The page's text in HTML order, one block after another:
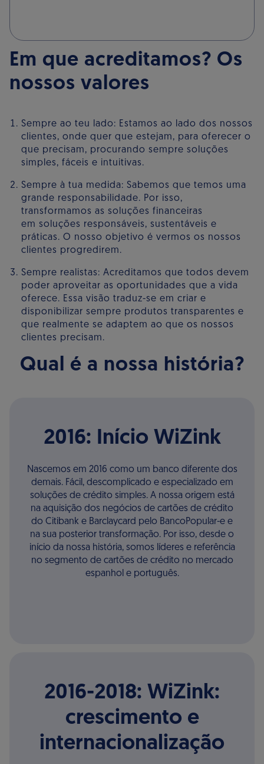
Em que acreditamos? Os
nossos valores
Sempre ao teu lado: Estamos ao lado dos nossos
clientes, onde quer que estejam, para oferecer o
que precisam, procurando sempre soluções
simples, fáceis e intuitivas.
Sempre à tua medida: Sabemos que temos uma
grande responsabilidade. Por isso,
transformamos as soluções financeiras
em soluções responsáveis, sustentáveis ​​e
práticas. O nosso objetivo é vermos os nossos
clientes progredirem.
Sempre realistas: Acreditamos que todos devem
poder aproveitar as oportunidades que a vida
oferece. Essa visão traduz-se em criar e
disponibilizar sempre produtos transparentes e
que realmente se adaptem ao que os nossos
clientes precisam.
Qual é a nossa história?
2016: Início WiZink
Nascemos em 2016 como um banco diferente dos
demais. Fácil, descomplicado e especializado em
soluções de crédito simples. A nossa origem está
na aquisição dos negócios de cartões de crédito
do Citibank e Barclaycard pelo BancoPopular-e e
na sua posterior transformação. Por isso, desde o
início da nossa história, somos líderes e referência
no segmento de cartões de crédito no mercado
espanhol e português.
2016-2018: WiZink:
crescimento e
internacionalização